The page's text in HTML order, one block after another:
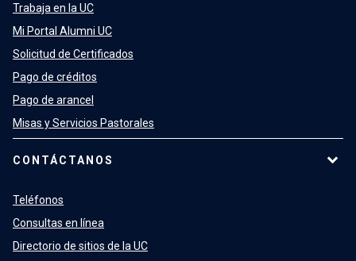
Trabaja en la UC
Mi Portal Alumni UC
Solicitud de Certificados
Pago de créditos
Pago de arancel
Misas y Servicios Pastorales
CONTÁCTANOS
Teléfonos
Consultas en línea
Directorio de sitios de la UC